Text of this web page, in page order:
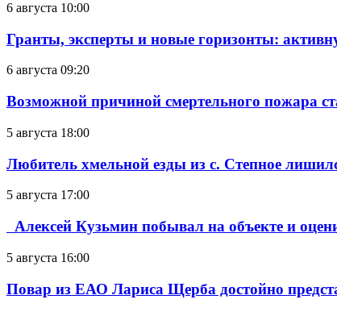
6 августа 10:00
Гранты, эксперты и новые горизонты:
6 августа 09:20
Возможной причиной смертельного пожара
5 августа 18:00
Любитель хмельной езды из с. Степное
5 августа 17:00
Алексей Кузьмин побывал на объекте и
5 августа 16:00
Повар из ЕАО Лариса Щерба достойно